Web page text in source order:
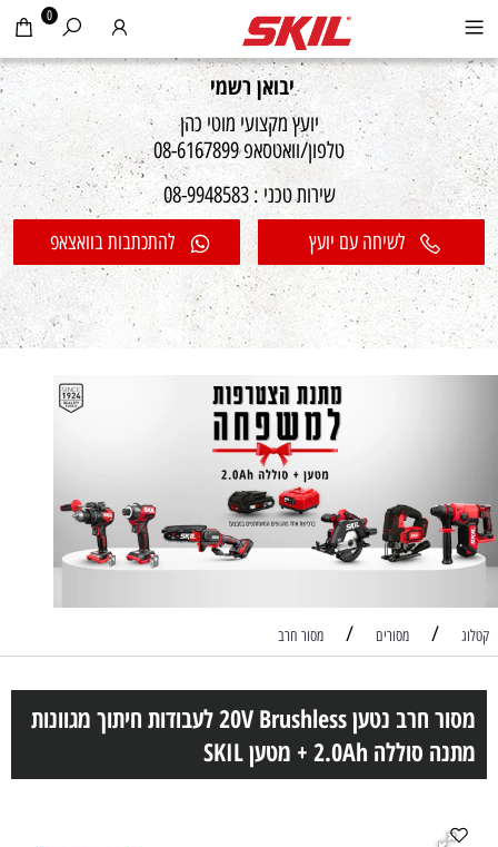
יבואן רשמי
יועץ מקצועי מוטי כהן
טלפון/וואטסאפ 08-6167899
שירות טכני : 08-9948583
לשיחה עם יועץ להתכתבות בוואצאפ
0
קטלוג / מסורים / מסור חרב
מסור חרב נטען 20V Brushless לעבודות חיתוך מגוונות
מתנה סוללה 2.0Ah + מטען SKIL